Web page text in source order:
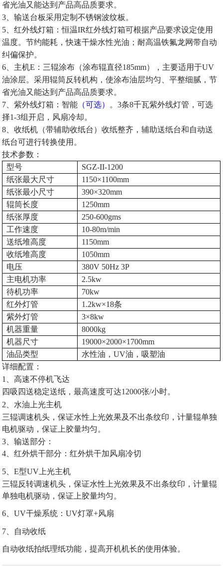
省光油又能达到产品高品质要求。
3 、输送台板采用定制不锈钢波纹板。
5 、红外线灯箱：恒温IR红外线灯箱可根据产品要求设定使用
温度。节约能耗，快速干燥水性光油；耐高温铁氟龙网带自动
纠偏保护。
6 、主机E ：三辊涂布（涂布辊直径185mm），主要适用于UV
油涂层。采用辊筒反转机构，使涂布油层均匀、平整细腻，节
省光油又能达到产品高品质要求。
7 、紫外线灯箱：智能 （可选） 。3条8千瓦紫外线灯管，可选
择1-3组开启，风扇冷却。
8 、收纸机（带辅助收纸台）收纸整齐，辅助送纸台和自动送
纸台可进行转换使用。
技术参数：
型号
SGZ-II-1200
纸张最大尺寸
1150×1100mm
纸张最小尺寸
390×320mm
辊筒长度
1250mm
纸张厚度
250-600gms
工作速度
10-80m/min
送纸堆高度
1150mm
收纸堆高度
1050mm
电压
380V 50Hz 3P
主电机功率
2.5kw
待机功率
70kw
红外灯管
1.2kw×18条
紫外灯管
3×8kw
机器重量
8000kg
机器尺寸
19000×2000×1700mm
油品类型
水性油， UV油，吸塑油
详细配置：
1
、高速不停机飞达
四吸四送稳定送纸，最高速度可达12000张/小时。
2、 水油上光主机
三辊调速机头，保证水性上光效果及不出条纹印，计量辊单独
电机驱动，保证上胶量均匀。
3 、输送部分：
4 、红外烘干部分 ：红外烘干加风扇冷切
5 、E型UV 上光主机
三辊反转调速机头，保证水性上光效果及不出条纹印，计量辊
单独电机驱动，保证上胶量均匀。
6 、UV干燥系统：UV灯罩+风扇
7 、自动收纸
自动收纸拍纸理纸功能，提高开机机长的使用体验。